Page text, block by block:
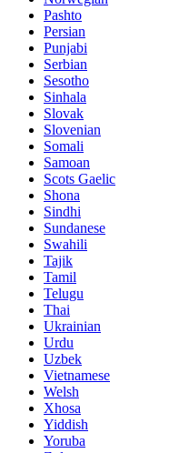
Pashto
Persian
Punjabi
Serbian
Sesotho
Sinhala
Slovak
Slovenian
Somali
Samoan
Scots Gaelic
Shona
Sindhi
Sundanese
Swahili
Tajik
Tamil
Telugu
Thai
Ukrainian
Urdu
Uzbek
Vietnamese
Welsh
Xhosa
Yiddish
Yoruba